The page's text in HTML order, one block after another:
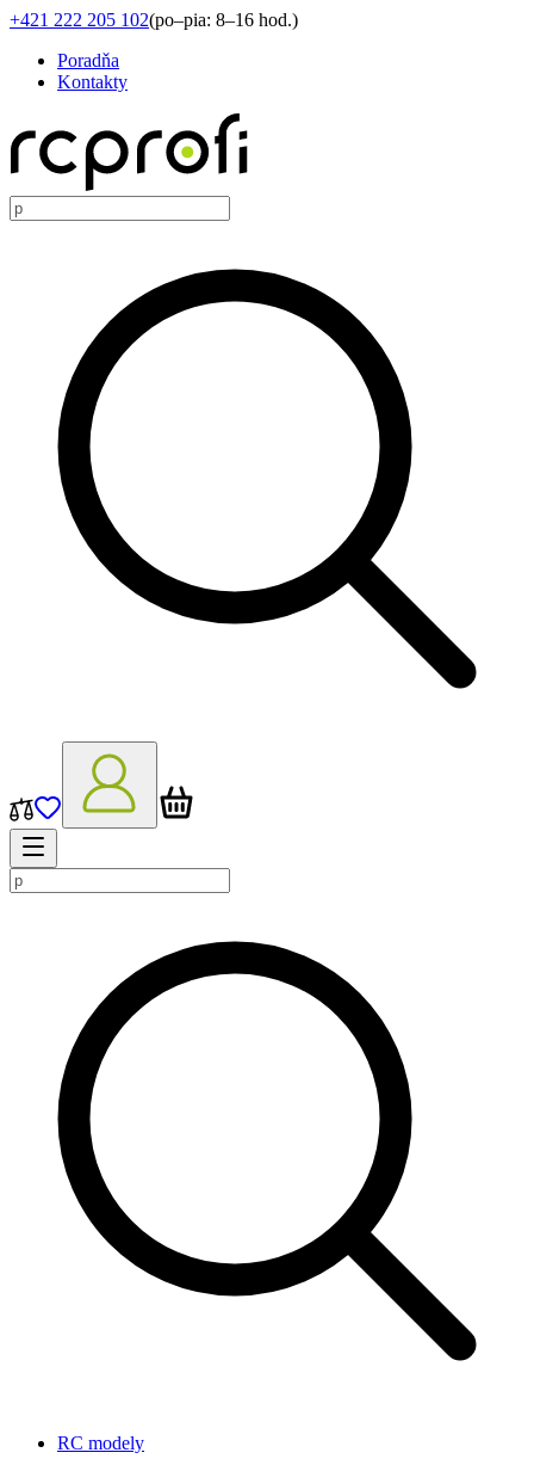
+421 222 205 102(po–pia: 8–16 hod.)
Poradňa
Kontakty
RC modely